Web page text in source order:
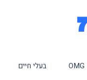
OMG בעלי חיים